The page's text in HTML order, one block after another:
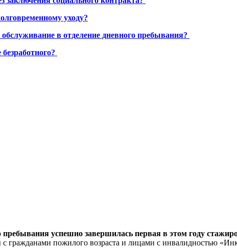
уходу?
в отделение дневного пребывания?
успешно завершилась первая в этом году
гражданами пожилого возраста и лицами с инвалидностью